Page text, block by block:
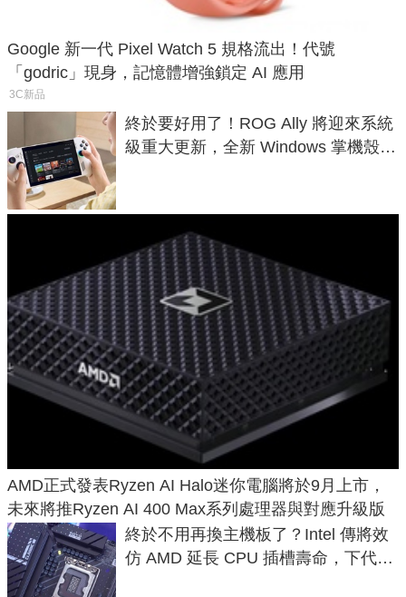
Google 新一代 Pixel Watch 5 規格流出！代號
「godric」現身，記憶體增強鎖定 AI 應用
3C新品
終於要好用了！ROG Ally 將迎來系統
級重大更新，全新 Windows 掌機殼模
AMD正式發表Ryzen AI Halo迷你電腦將於9月上市，
未來將推Ryzen AI 400 Max系列處理器與對應升級版
終於不用再換主機板了？Intel 傳將效
仿 AMD 延長 CPU 插槽壽命，下代